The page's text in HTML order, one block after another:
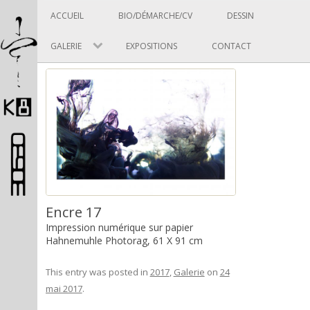
Pascal Picard
Artiste et designer
ACCUEIL BIO/DÉMARCHE/CV DESSIN
GALERIE EXPOSITIONS CONTACT
Encre 17
Impression numérique sur papier
Hahnemuhle Photorag, 61 X 91 cm
This entry was posted in 2017, Galerie on 24
mai 2017.